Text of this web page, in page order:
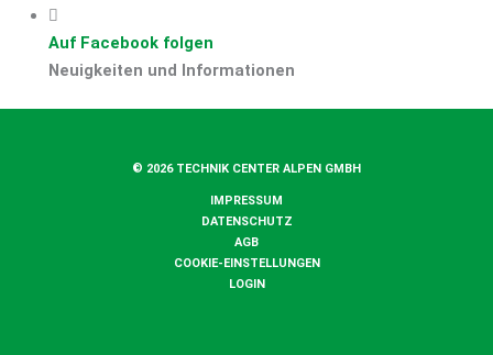
Auf Facebook folgen
Neuigkeiten und Informationen
© 2026 TECHNIK CENTER ALPEN GMBH
IMPRESSUM
DATENSCHUTZ
AGB
COOKIE-EINSTELLUNGEN
LOGIN